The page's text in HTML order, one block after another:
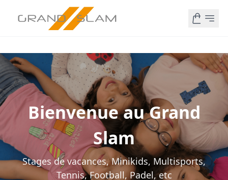
Bienvenue au Grand
Slam
Stages de vacances, Minikids, Multisports,
Tennis, Football, Padel, etc